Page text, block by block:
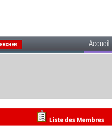
Accueil
Liste des Membres